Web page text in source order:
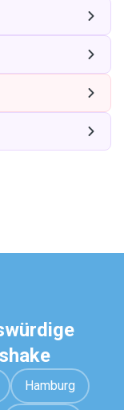
Hamburg